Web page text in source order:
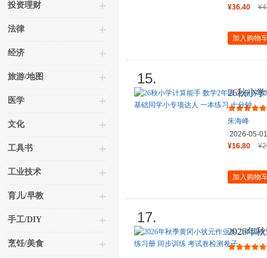
投资理财
法律
经济
旅游/地图
医学
文化
工具书
工业技术
育儿/早教
手工/DIY
烹饪/美食
¥36.40
加入购物
15.
26秋小
（江苏
朱海峰
2026-05-01
¥16.80
加入购物
17.
2026年
上人教